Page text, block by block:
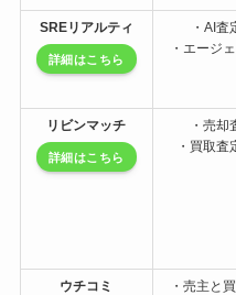
SREリアルティ
詳細はこちら
・AI
・エージ
リビンマッチ
詳細はこちら
・売
・買取
ウチコミ
・売主と